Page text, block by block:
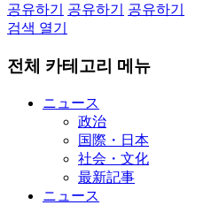
공유하기
공유하기
공유하기
검색 열기
전체 카테고리 메뉴
ニュース
政治
国際・日本
社会・文化
最新記事
ニュース